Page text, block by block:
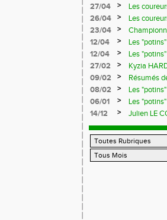
27/04
>
Les
26/04
>
Les
23/04
>
12/04
>
Les
12/04
>
Les
27/02
>
Kyzia
09/02
>
Résumés
08/02
>
Les
06/01
>
Les
14/12
> Julien LE